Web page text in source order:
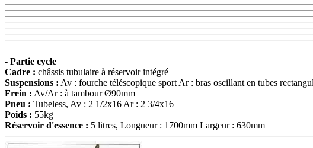
- Partie cycle
Cadre : châssis tubulaire à réservoir intégré
Suspensions : Av : fourche téléscopique sport Ar : bras oscillant en tubes
Frein : Av/Ar : à tambour Ø90mm
Pneu : Tubeless, Av : 2 1/2x16 Ar : 2 3/4x16
Poids : 55kg
Réservoir d'essence : 5 litres, Longueur : 1700mm Largeur : 630mm